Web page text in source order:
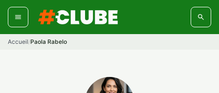
Aller
contenu
Accueil/Paola Rabelo